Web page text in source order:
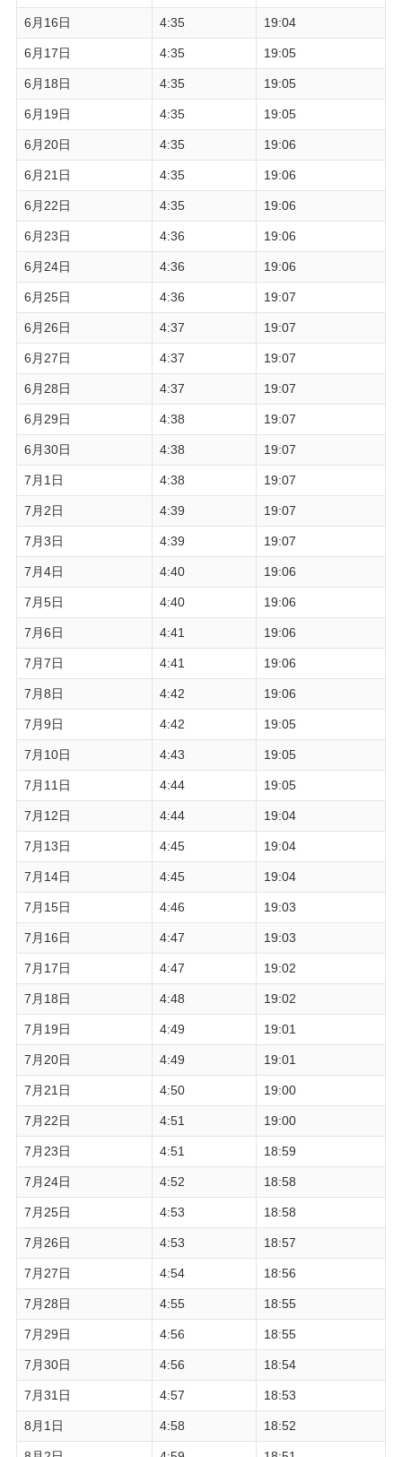
6月16日 4:35 19:04
6月17日 4:35 19:05
6月18日 4:35 19:05
6月19日 4:35 19:05
6月20日 4:35 19:06
6月21日 4:35 19:06
6月22日 4:35 19:06
6月23日 4:36 19:06
6月24日 4:36 19:06
6月25日 4:36 19:07
6月26日 4:37 19:07
6月27日 4:37 19:07
6月28日 4:37 19:07
6月29日 4:38 19:07
6月30日 4:38 19:07
7月1日 4:38 19:07
7月2日 4:39 19:07
7月3日 4:39 19:07
7月4日 4:40 19:06
7月5日 4:40 19:06
7月6日 4:41 19:06
7月7日 4:41 19:06
7月8日 4:42 19:06
7月9日 4:42 19:05
7月10日 4:43 19:05
7月11日 4:44 19:05
7月12日 4:44 19:04
7月13日 4:45 19:04
7月14日 4:45 19:04
7月15日 4:46 19:03
7月16日 4:47 19:03
7月17日 4:47 19:02
7月18日 4:48 19:02
7月19日 4:49 19:01
7月20日 4:49 19:01
7月21日 4:50 19:00
7月22日 4:51 19:00
7月23日 4:51 18:59
7月24日 4:52 18:58
7月25日 4:53 18:58
7月26日 4:53 18:57
7月27日 4:54 18:56
7月28日 4:55 18:55
7月29日 4:56 18:55
7月30日 4:56 18:54
7月31日 4:57 18:53
8月1日 4:58 18:52